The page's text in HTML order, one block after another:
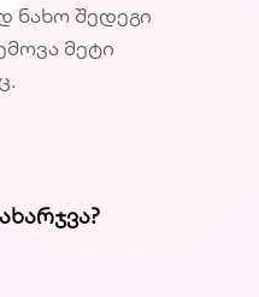
ნახო შედეგი
მეტი